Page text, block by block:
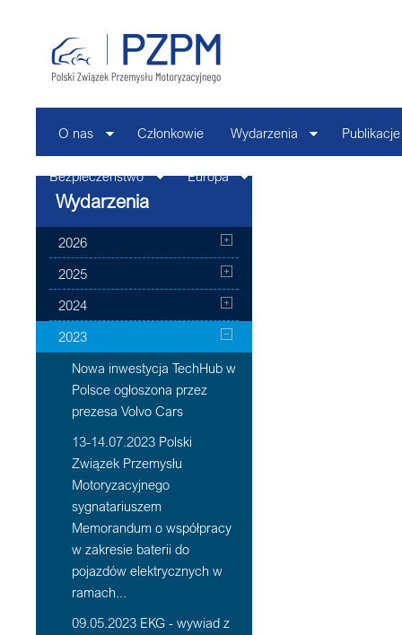
O nas Członkowie Wydarzenia Publikacje
Bezpieczeństwo Europa
Wydarzenia
2026
2025
2024
2023
Nowa inwestycja TechHub w
Polsce ogłoszona przez
prezesa Volvo Cars
13-14.07.2023 Polski
Związek Przemysłu
Motoryzacyjnego
sygnatariuszem
Memorandum o współpracy
w zakresie baterii do
pojazdów elektrycznych w
ramach...
09.05.2023 EKG - wywiad z